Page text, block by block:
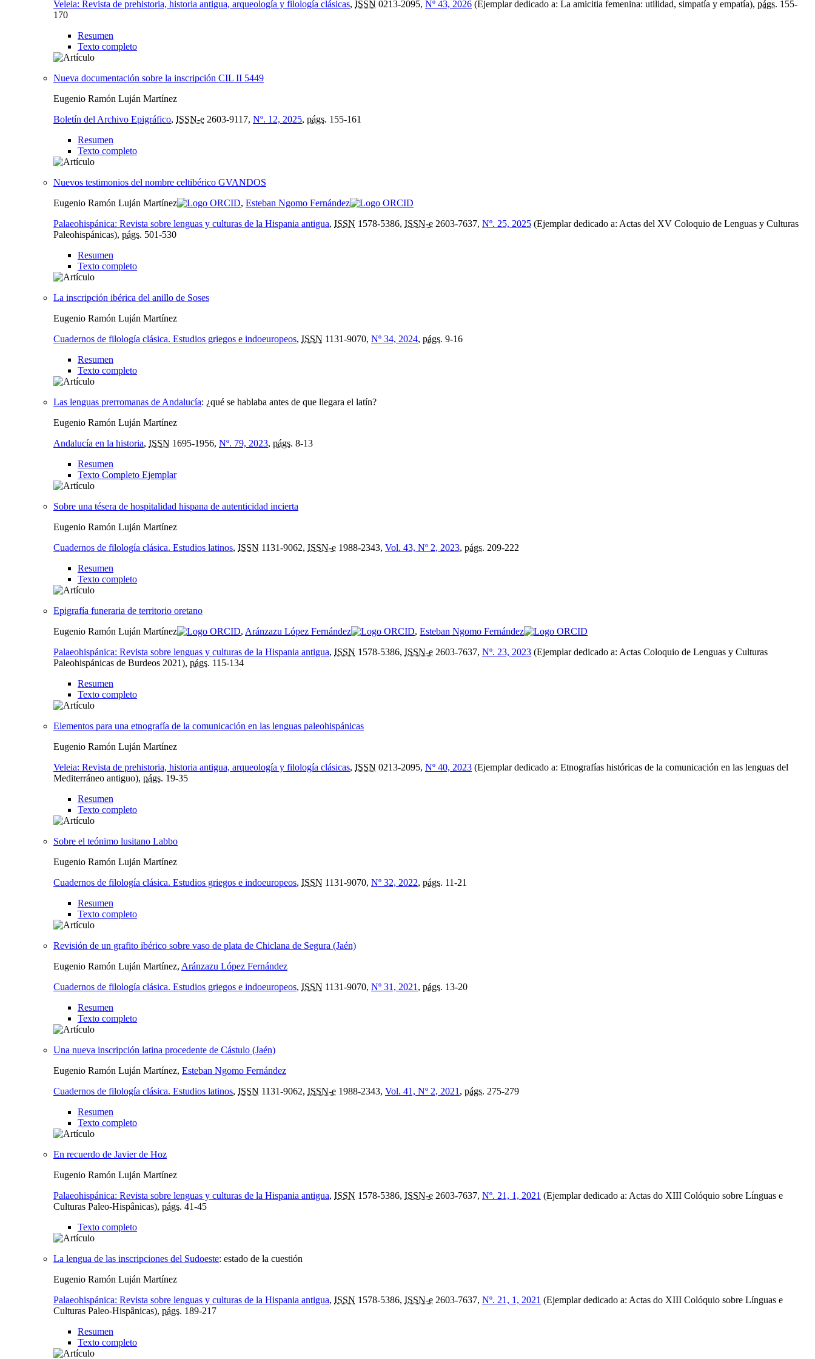
Veleia: Revista de prehistoria, historia antigua, arqueología y filología clásicas, ISSN 0213-2095, Nº 43, 2026 (Ejemplar dedicado a: La amicitia femenina: utilidad, simpatía y empatía), págs. 155-
170
Resumen
Texto completo
Nueva documentación sobre la inscripción CIL II 5449
Eugenio Ramón Luján Martínez
Boletín del Archivo Epigráfico, ISSN-e 2603-9117, Nº. 12, 2025, págs. 155-161
Resumen
Texto completo
Nuevos testimonios del nombre celtibérico GVANDOS
Eugenio Ramón Luján Martínez
, Esteban Ngomo Fernández
Palaeohispánica: Revista sobre lenguas y culturas de la Hispania antigua, ISSN 1578-5386, ISSN-e 2603-7637, Nº. 25, 2025 (Ejemplar dedicado a: Actas del XV Coloquio de Lenguas y Culturas
Paleohispánicas), págs. 501-530
Resumen
Texto completo
La inscripción ibérica del anillo de Soses
Eugenio Ramón Luján Martínez
Cuadernos de filología clásica. Estudios griegos e indoeuropeos, ISSN 1131-9070, Nº 34, 2024, págs. 9-16
Resumen
Texto completo
Las lenguas prerromanas de Andalucía: ¿qué se hablaba antes de que llegara el latín?
Eugenio Ramón Luján Martínez
Andalucía en la historia, ISSN 1695-1956, Nº. 79, 2023, págs. 8-13
Resumen
Texto Completo Ejemplar
Sobre una tésera de hospitalidad hispana de autenticidad incierta
Eugenio Ramón Luján Martínez
Cuadernos de filología clásica. Estudios latinos, ISSN 1131-9062, ISSN-e 1988-2343, Vol. 43, Nº 2, 2023, págs. 209-222
Resumen
Texto completo
Epigrafía funeraria de territorio oretano
Eugenio Ramón Luján Martínez
, Aránzazu López Fernández , Esteban Ngomo Fernández
Palaeohispánica: Revista sobre lenguas y culturas de la Hispania antigua, ISSN 1578-5386, ISSN-e 2603-7637, Nº. 23, 2023 (Ejemplar dedicado a: Actas Coloquio de Lenguas y Culturas
Paleohispánicas de Burdeos 2021), págs. 115-134
Resumen
Texto completo
Elementos para una etnografía de la comunicación en las lenguas paleohispánicas
Eugenio Ramón Luján Martínez
Veleia: Revista de prehistoria, historia antigua, arqueología y filología clásicas, ISSN 0213-2095, Nº 40, 2023 (Ejemplar dedicado a: Etnografías históricas de la comunicación en las lenguas del
Mediterráneo antiguo), págs. 19-35
Resumen
Texto completo
Sobre el teónimo lusitano Labbo
Eugenio Ramón Luján Martínez
Cuadernos de filología clásica. Estudios griegos e indoeuropeos, ISSN 1131-9070, Nº 32, 2022, págs. 11-21
Resumen
Texto completo
Revisión de un grafito ibérico sobre vaso de plata de Chiclana de Segura (Jaén)
Eugenio Ramón Luján Martínez, Aránzazu López Fernández
Cuadernos de filología clásica. Estudios griegos e indoeuropeos, ISSN 1131-9070, Nº 31, 2021 , págs. 13-20
Resumen
Texto completo
Una nueva inscripción latina procedente de Cástulo (Jaén)
Eugenio Ramón Luján Martínez, Esteban Ngomo Fernández
Cuadernos de filología clásica. Estudios latinos, ISSN 1131-9062, ISSN-e 1988-2343, Vol. 41, Nº 2, 2021 , págs. 275-279
Resumen
Texto completo
En recuerdo de Javier de Hoz
Eugenio Ramón Luján Martínez
Palaeohispánica: Revista sobre lenguas y culturas de la Hispania antigua, ISSN 1578-5386, ISSN-e 2603-7637, Nº. 21, 1, 2021 (Ejemplar dedicado a: Actas do XIII Colóquio sobre Línguas e
Culturas Paleo-Hispânicas), págs. 41-45
Texto completo
La lengua de las inscripciones del Sudoeste: estado de la cuestión
Eugenio Ramón Luján Martínez
Palaeohispánica: Revista sobre lenguas y culturas de la Hispania antigua, ISSN 1578-5386, ISSN-e 2603-7637, Nº. 21, 1, 2021 (Ejemplar dedicado a: Actas do XIII Colóquio sobre Línguas e
Culturas Paleo-Hispânicas), págs. 189-217
Resumen
Texto completo